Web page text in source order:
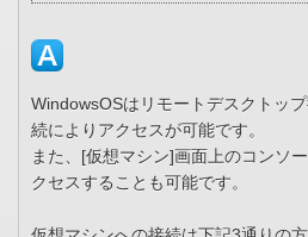
WindowsOSはリモートデスクトッ
続によりアクセスが可能です。
また、[仮想マシン]画面上のコンソ
クセスすることも可能です。